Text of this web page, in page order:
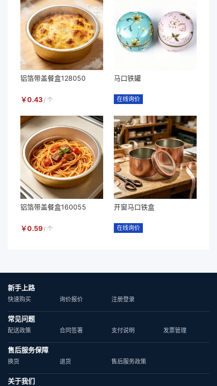
铝箔带盖餐盒128050
￥0.43 / 个
马口铁罐
在线询价
铝箔带盖餐盒160055
￥0.59 / 个
开窗马口铁盒
在线询价
新手上路
快速购买 询价报价 注册登录
常见问题
配送政策 合同签署 支付说明 发票管理
售后服务保障
换货 退货 售后服务政策
关于我们